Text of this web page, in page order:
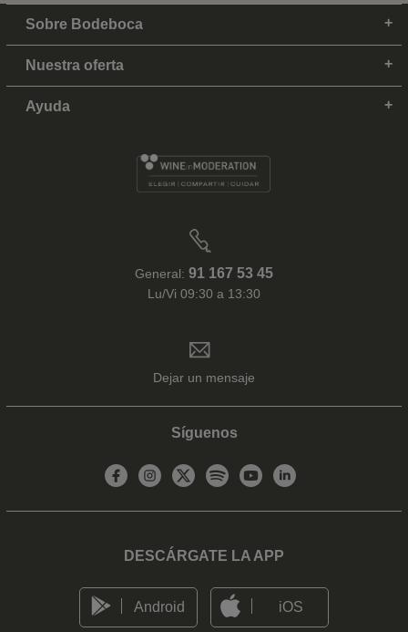
Sobre Bodeboca
Nuestra oferta
Ayuda
General: 91 167 53 45
Lu/Vi 09:30 a 13:30
Dejar un mensaje
Síguenos
DESCÁRGATE LA APP
Android iOS